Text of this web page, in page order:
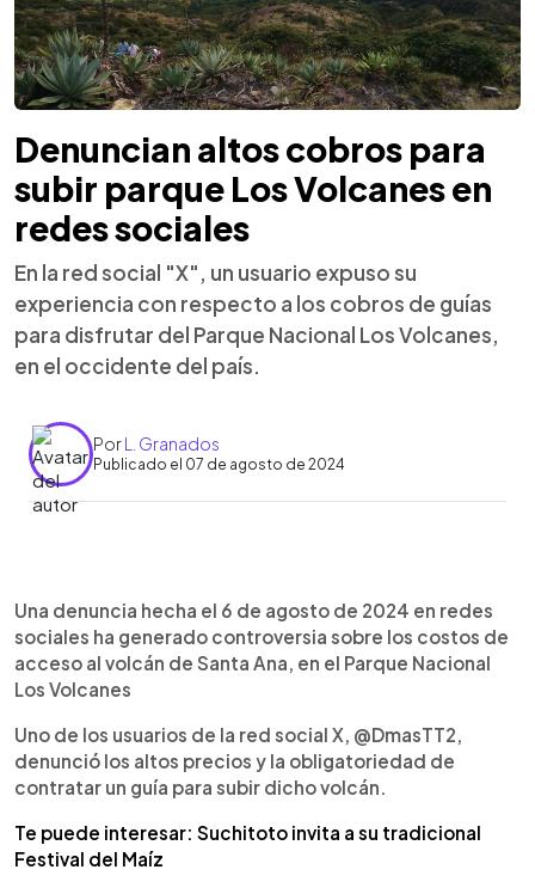
Denuncian altos cobros para
subir parque Los Volcanes en
redes sociales
En la red social "X", un usuario expuso su
experiencia con respecto a los cobros de guías
para disfrutar del Parque Nacional Los Volcanes,
en el occidente del país.
PorL. Granados
Publicado el 07 de agosto de 2024
Escuchar artículo
Una denuncia hecha el 6 de agosto de 2024 en redes
sociales ha generado controversia sobre los costos de
acceso al volcán de Santa Ana, en el Parque Nacional
Los Volcanes
Uno de los usuarios de la red social X, @DmasTT2,
denunció los altos precios y la obligatoriedad de
contratar un guía para subir dicho volcán.
Te puede interesar: Suchitoto invita a su tradicional
Festival del Maíz